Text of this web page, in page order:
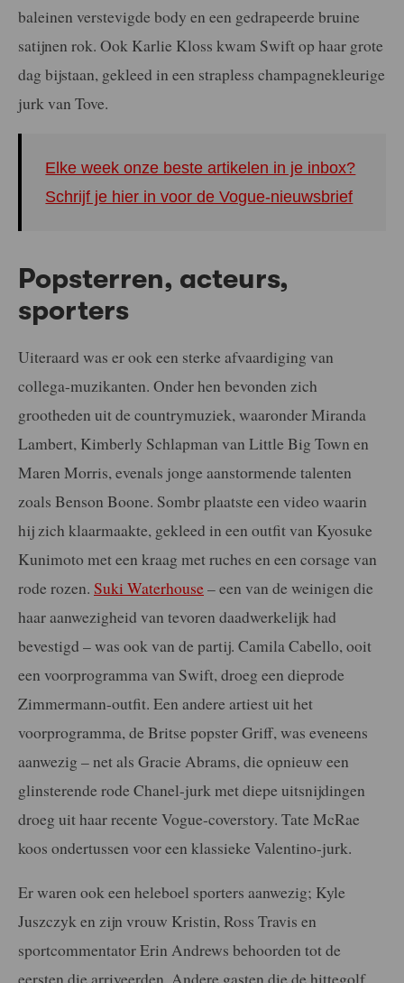
baleinen verstevigde body en een gedrapeerde bruine
satijnen rok. Ook Karlie Kloss kwam Swift op haar grote
dag bijstaan, gekleed in een strapless champagnekleurige
jurk van Tove.
Elke week onze beste artikelen in je inbox?
Schrijf je hier in voor de Vogue-nieuwsbrief
Popsterren, acteurs,
sporters
Uiteraard was er ook een sterke afvaardiging van
collega-muzikanten. Onder hen bevonden zich
grootheden uit de countrymuziek, waaronder Miranda
Lambert, Kimberly Schlapman van Little Big Town en
Maren Morris, evenals jonge aanstormende talenten
zoals Benson Boone. Sombr plaatste een video waarin
hij zich klaarmaakte, gekleed in een outfit van Kyosuke
Kunimoto met een kraag met ruches en een corsage van
rode rozen. Suki Waterhouse– een van de weinigen die
haar aanwezigheid van tevoren daadwerkelijk had
bevestigd – was ook van de partij. Camila Cabello, ooit
een voorprogramma van Swift, droeg een dieprode
Zimmermann-outfit. Een andere artiest uit het
voorprogramma, de Britse popster Griff, was eveneens
aanwezig – net als Gracie Abrams, die opnieuw een
glinsterende rode Chanel-jurk met diepe uitsnijdingen
droeg uit haar recente Vogue-coverstory. Tate McRae
koos ondertussen voor een klassieke Valentino-jurk.
Er waren ook een heleboel sporters aanwezig; Kyle
Juszczyk en zijn vrouw Kristin, Ross Travis en
sportcommentator Erin Andrews behoorden tot de